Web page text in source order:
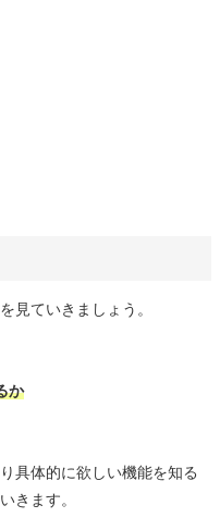
見ていきましょう。
か
具体的に欲しい機能を知る
きます。